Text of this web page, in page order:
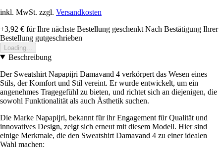
inkl. MwSt. zzgl. Versandkosten
+3,92 € für Ihre nächste Bestellung geschenkt Nach Bestätigung Ihrer
Bestellung gutgeschrieben
Loading...
Beschreibung
Der Sweatshirt Napapijri Damavand 4 verkörpert das Wesen eines
Stils, der Komfort und Stil vereint. Er wurde entwickelt, um ein
angenehmes Tragegefühl zu bieten, und richtet sich an diejenigen, die
sowohl Funktionalität als auch Ästhetik suchen.
Die Marke Napapijri, bekannt für ihr Engagement für Qualität und
innovatives Design, zeigt sich erneut mit diesem Modell. Hier sind
einige Merkmale, die den Sweatshirt Damavand 4 zu einer idealen
Wahl machen: